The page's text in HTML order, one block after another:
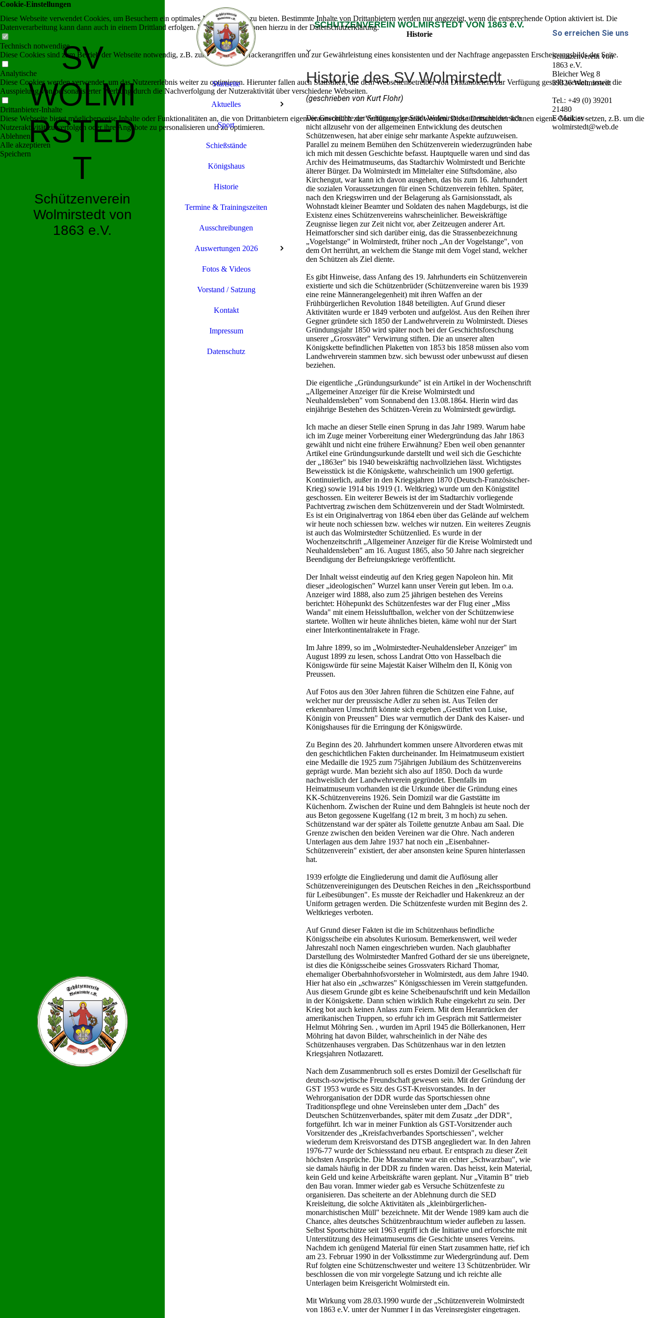
SV
WOLMI
RSTED
T
Schützenverein
Wolmirstedt von
1863 e.V.
Startseite
Aktuelles
Sport
Schießstände
Königshaus
Historie
Termine & Trainingszeiten
Ausschreibungen
Auswertungen 2026
Fotos & Videos
Vorstand / Satzung
Kontakt
Impressum
Datenschutz
SCHÜTZENVEREIN WOLMIRSTEDT VON 1863 e.V.
Historie
Historie des SV Wolmirstedt
(geschrieben von Kurt Flohr)
Die Geschichte der Schützen der Stadt Wolmirstedt unterscheidet sich
nicht allzusehr von der allgemeinen Entwicklung des deutschen
Schützenwesen, hat aber einige sehr markante Aspekte aufzuweisen.
Parallel zu meinem Bemühen den Schützenverein wiederzugründen habe
ich mich mit dessen Geschichte befasst. Hauptquelle waren und sind das
Archiv des Heimatmuseums, das Stadtarchiv Wolmirstedt und Berichte
älterer Bürger. Da Wolmirstedt im Mittelalter eine Stiftsdomäne, also
Kirchengut, war kann ich davon ausgehen, das bis zum 16. Jahrhundert
die sozialen Voraussetzungen für einen Schützenverein fehlten. Später,
nach den Kriegswirren und der Belagerung als Garnisionsstadt, als
Wohnstadt kleiner Beamter und Soldaten des nahen Magdeburgs, ist die
Existenz eines Schützenvereins wahrscheinlicher. Beweiskräftige
Zeugnisse liegen zur Zeit nicht vor, aber Zeitzeugen anderer Art.
Heimatforscher sind sich darüber einig, das die Strassenbezeichnung
„Vogelstange" in Wolmirstedt, früher noch „An der Vogelstange", von
dem Ort herrührt, an welchem die Stange mit dem Vogel stand, welcher
den Schützen als Ziel diente.
Es gibt Hinweise, dass Anfang des 19. Jahrhunderts ein Schützenverein
existierte und sich die Schützenbrüder (Schützenvereine waren bis 1939
eine reine Männerangelegenheit) mit ihren Waffen an der
Frühbürgerlichen Revolution 1848 beteiligten. Auf Grund dieser
Aktivitäten wurde er 1849 verboten und aufgelöst. Aus den Reihen ihrer
Gegner gründete sich 1850 der Landwehrverein zu Wolmirstedt. Dieses
Gründungsjahr 1850 wird später noch bei der Geschichtsforschung
unserer „Grossväter" Verwirrung stiften. Die an unserer alten
Königskette befindlichen Plaketten von 1853 bis 1858 müssen also vom
Landwehrverein stammen bzw. sich bewusst oder unbewusst auf diesen
beziehen.
Die eigentliche „Gründungsurkunde" ist ein Artikel in der Wochenschrift
„Allgemeiner Anzeiger für die Kreise Wolmirstedt und
Neuhaldensleben" vom Sonnabend den 13.08.1864. Hierin wird das
einjährige Bestehen des Schützen-Verein zu Wolmirstedt gewürdigt.
Ich mache an dieser Stelle einen Sprung in das Jahr 1989. Warum habe
ich im Zuge meiner Vorbereitung einer Wiedergründung das Jahr 1863
gewählt und nicht eine frühere Erwähnung? Eben weil oben genannter
Artikel eine Gründungsurkunde darstellt und weil sich die Geschichte
der „1863er" bis 1940 beweiskräftig nachvollziehen lässt. Wichtigstes
Beweisstück ist die Königskette, wahrscheinlich um 1900 gefertigt.
Kontinuierlich, außer in den Kriegsjahren 1870 (Deutsch-Französischer-
Krieg) sowie 1914 bis 1919 (1. Weltkrieg) wurde um den Königstitel
geschossen. Ein weiterer Beweis ist der im Stadtarchiv vorliegende
Pachtvertrag zwischen dem Schützenverein und der Stadt Wolmirstedt.
Es ist ein Originalvertrag von 1864 eben über das Gelände auf welchem
wir heute noch schiessen bzw. welches wir nutzen. Ein weiteres Zeugnis
ist auch das Wolmirstedter Schützenlied. Es wurde in der
Wochenzeitschrift „Allgemeiner Anzeiger für die Kreise Wolmirstedt und
Neuhaldensleben" am 16. August 1865, also 50 Jahre nach siegreicher
Beendigung der Befreiungskriege veröffentlicht.
Der Inhalt weisst eindeutig auf den Krieg gegen Napoleon hin. Mit
dieser „ideologischen" Wurzel kann unser Verein gut leben. Im o.a.
Anzeiger wird 1888, also zum 25 jährigen bestehen des Vereins
berichtet: Höhepunkt des Schützenfestes war der Flug einer „Miss
Wanda" mit einem Heissluftballon, welcher von der Schützenwiese
startete. Wollten wir heute ähnliches bieten, käme wohl nur der Start
einer Interkontinentalrakete in Frage.
Im Jahre 1899, so im „Wolmirstedter-Neuhaldensleber Anzeiger" im
August 1899 zu lesen, schoss Landrat Otto von Hasselbach die
Königswürde für seine Majestät Kaiser Wilhelm den II, König von
Preussen.
Auf Fotos aus den 30er Jahren führen die Schützen eine Fahne, auf
welcher nur der preussische Adler zu sehen ist. Aus Teilen der
erkennbaren Umschrift könnte sich ergeben „Gestiftet von Luise,
Königin von Preussen" Dies war vermutlich der Dank des Kaiser- und
Königshauses für die Erringung der Königswürde.
Zu Beginn des 20. Jahrhundert kommen unsere Altvorderen etwas mit
den geschichtlichen Fakten durcheinander. Im Heimatmuseum existiert
eine Medaille die 1925 zum 75jährigen Jubiläum des Schützenvereins
geprägt wurde. Man bezieht sich also auf 1850. Doch da wurde
nachweislich der Landwehrverein gegründet. Ebenfalls im
Heimatmuseum vorhanden ist die Urkunde über die Gründung eines
KK-Schützenvereins 1926. Sein Domizil war die Gaststätte im
Küchenhorn. Zwischen der Ruine und dem Bahngleis ist heute noch der
aus Beton gegossene Kugelfang (12 m breit, 3 m hoch) zu sehen.
Schützenstand war der später als Toilette genutzte Anbau am Saal. Die
Grenze zwischen den beiden Vereinen war die Ohre. Nach anderen
Unterlagen aus dem Jahre 1937 hat noch ein „Eisenbahner-
Schützenverein" existiert, der aber ansonsten keine Spuren hinterlassen
hat.
1939 erfolgte die Eingliederung und damit die Auflösung aller
Schützenvereinigungen des Deutschen Reiches in den „Reichssportbund
für Leibesübungen". Es musste der Reichadler und Hakenkreuz an der
Uniform getragen werden. Die Schützenfeste wurden mit Beginn des 2.
Weltkrieges verboten.
Auf Grund dieser Fakten ist die im Schützenhaus befindliche
Königsscheibe ein absolutes Kuriosum. Bemerkenswert, weil weder
Jahreszahl noch Namen eingeschrieben wurden. Nach glaubhafter
Darstellung des Wolmirstedter Manfred Gothard der sie uns übereignete,
ist dies die Königsscheibe seines Grossvaters Richard Thomar,
ehemaliger Oberbahnhofsvorsteher in Wolmirstedt, aus dem Jahre 1940.
Hier hat also ein „schwarzes" Königsschiessen im Verein stattgefunden.
Aus diesem Grunde gibt es keine Scheibenaufschrift und kein Medaillon
in der Königskette. Dann schien wirklich Ruhe eingekehrt zu sein. Der
Krieg bot auch keinen Anlass zum Feiern. Mit dem Heranrücken der
amerikanischen Truppen, so erfuhr ich im Gespräch mit Sattlermeister
Helmut Möhring Sen. , wurden im April 1945 die Böllerkanonen, Herr
Möhring hat davon Bilder, wahrscheinlich in der Nähe des
Schützenhauses vergraben. Das Schützenhaus war in den letzten
Kriegsjahren Notlazarett.
Nach dem Zusammenbruch soll es erstes Domizil der Gesellschaft für
deutsch-sowjetische Freundschaft gewesen sein. Mit der Gründung der
GST 1953 wurde es Sitz des GST-Kreisvorstandes. In der
Wehrorganisation der DDR wurde das Sportschiessen ohne
Traditionspflege und ohne Vereinsleben unter dem „Dach" des
Deutschen Schützenverbandes, später mit dem Zusatz „der DDR",
fortgeführt. Ich war in meiner Funktion als GST-Vorsitzender auch
Vorsitzender des „Kreisfachverbandes Sportschiessen", welcher
wiederum dem Kreisvorstand des DTSB angegliedert war. In den Jahren
1976-77 wurde der Schiessstand neu erbaut. Er entsprach zu dieser Zeit
höchsten Ansprüche. Die Massnahme war ein echter „Schwarzbau", wie
sie damals häufig in der DDR zu finden waren. Das heisst, kein Material,
kein Geld und keine Arbeitskräfte waren geplant. Nur „Vitamin B" trieb
den Bau voran. Immer wieder gab es Versuche Schützenfeste zu
organisieren. Das scheiterte an der Ablehnung durch die SED
Kreisleitung, die solche Aktivitäten als „kleinbürgerlichen-
monarchistischen Müll" bezeichnete. Mit der Wende 1989 kam auch die
Chance, altes deutsches Schützenbrauchtum wieder aufleben zu lassen.
Selbst Sportschütze seit 1963 ergriff ich die Initiative und erforschte mit
Unterstützung des Heimatmuseums die Geschichte unseres Vereins.
Nachdem ich genügend Material für einen Start zusammen hatte, rief ich
am 23. Februar 1990 in der Volksstimme zur Wiedergründung auf. Dem
Ruf folgten eine Schützenschwester und weitere 13 Schützenbrüder. Wir
beschlossen die von mir vorgelegte Satzung und ich reichte alle
Unterlagen beim Kreisgericht Wolmirstedt ein.
Mit Wirkung vom 28.03.1990 wurde der „Schützenverein Wolmirstedt
von 1863 e.V. unter der Nummer I in das Vereinsregister eingetragen.
So erreichen Sie uns
Schützenverein von
1863 e.V.
Bleicher Weg 8
39326 Wolmirstedt
Tel.: +49 (0) 39201
21480
E-Mail: sv-
wolmirstedt@web.de
Cookie-Einstellungen
Diese Webseite verwendet Cookies, um Besuchern ein optimales Nutzererlebnis zu bieten. Bestimmte Inhalte von Drittanbietern werden nur angezeigt, wenn die entsprechende Option aktiviert ist. Die
Datenverarbeitung kann dann auch in einem Drittland erfolgen. Weitere Informationen hierzu in der Datenschutzerklärung.
Technisch notwendige
Diese Cookies sind zum Betrieb der Webseite notwendig, z.B. zum Schutz vor Hackerangriffen und zur Gewährleistung eines konsistenten und der Nachfrage angepassten Erscheinungsbilds der Seite.
Analytische
Diese Cookies werden verwendet, um das Nutzererlebnis weiter zu optimieren. Hierunter fallen auch Statistiken, die dem Webseitenbetreiber von Drittanbietern zur Verfügung gestellt werden, sowie die
Ausspielung von personalisierter Werbung durch die Nachverfolgung der Nutzeraktivität über verschiedene Webseiten.
Drittanbieter-Inhalte
Diese Webseite bietet möglicherweise Inhalte oder Funktionalitäten an, die von Drittanbietern eigenverantwortlich zur Verfügung gestellt werden. Diese Drittanbieter können eigene Cookies setzen, z.B. um die
Nutzeraktivität zu verfolgen oder ihre Angebote zu personalisieren und zu optimieren.
Ablehnen
Alle akzeptieren
Speichern